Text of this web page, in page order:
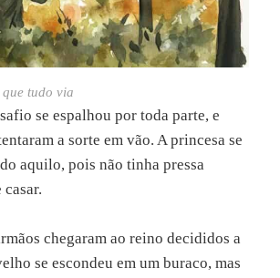
tudo via
se espalhou por toda parte, e
a sorte em vão. A princesa se
aquilo, pois não tinha pressa
casar.
chegaram ao reino decididos a
se escondeu em um buraco, mas